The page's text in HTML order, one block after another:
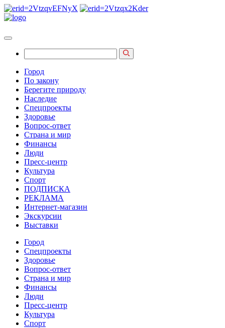
Город
По закону
Берегите природу
Наследие
Спецпроекты
Здоровье
Вопрос-ответ
Страна и мир
Финансы
Люди
Пресс-центр
Культура
Спорт
ПОДПИСКА
РЕКЛАМА
Интернет-магазин
Экскурсии
Выставки
Город
Спецпроекты
Здоровье
Вопрос-ответ
Страна и мир
Финансы
Люди
Пресс-центр
Культура
Спорт